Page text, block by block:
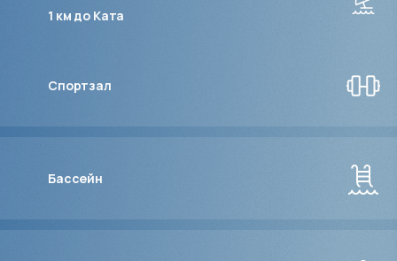
1 км до Ката
Спортзал
Бассейн